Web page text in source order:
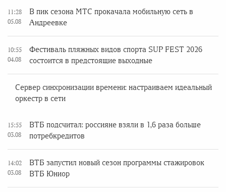
11:28
05.08
В пик сезона МТС прокачала мобильную сеть в
Андреевке
10:55
04.08
Фестиваль пляжных видов спорта SUP FEST 2026
состоится в предстоящие выходные
Сервер синхронизации времени: настраиваем идеальный
оркестр в сети
15:55
03.08
ВТБ подсчитал: россияне взяли в 1,6 раза больше
потребкредитов
14:02
03.08
ВТБ запустил новый сезон программы стажировок
ВТБ Юниор